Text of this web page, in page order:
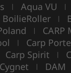
| Aqua VU |
BoilieRoller |
| CARP
| Carp
Carp Spirit |
Cygnet | DAM